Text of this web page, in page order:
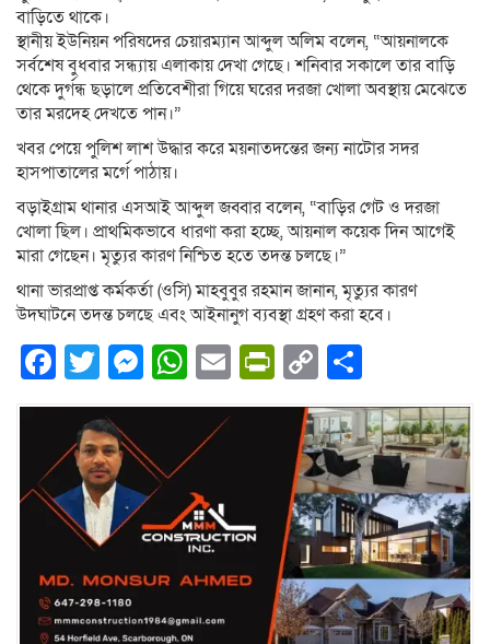
বাড়িতে থাকে।
স্থানীয় ইউনিয়ন পরিষদের চেয়ারম্যান আব্দুল অলিম বলেন, “আয়নালকে
সর্বশেষ বুধবার সন্ধ্যায় এলাকায় দেখা গেছে। শনিবার সকালে তার বাড়ি
থেকে দুর্গন্ধ ছড়ালে প্রতিবেশীরা গিয়ে ঘরের দরজা খোলা অবস্থায় মেঝেতে
তার মরদেহ দেখতে পান।”
খবর পেয়ে পুলিশ লাশ উদ্ধার করে ময়নাতদন্তের জন্য নাটোর সদর
হাসপাতালের মর্গে পাঠায়।
বড়াইগ্রাম থানার এসআই আব্দুল জব্বার বলেন, “বাড়ির গেট ও দরজা
খোলা ছিল। প্রাথমিকভাবে ধারণা করা হচ্ছে, আয়নাল কয়েক দিন আগেই
মারা গেছেন। মৃত্যুর কারণ নিশ্চিত হতে তদন্ত চলছে।”
থানা ভারপ্রাপ্ত কর্মকর্তা (ওসি) মাহবুবুর রহমান জানান, মৃত্যুর কারণ
উদঘাটনে তদন্ত চলছে এবং আইনানুগ ব্যবস্থা গ্রহণ করা হবে।
Facebook
Twitter
Messenger
WhatsApp
EmailPrintFriendly
Copy
Link